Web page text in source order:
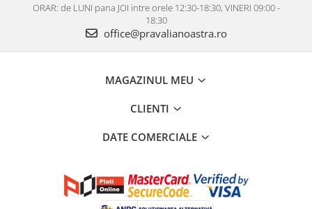
ORAR: de LUNI pana JOI intre orele 12:30-18:30, VINERI 09:00 -
18:30
office@pravalianoastra.ro
MAGAZINUL MEU
CLIENTI
DATE COMERCIALE